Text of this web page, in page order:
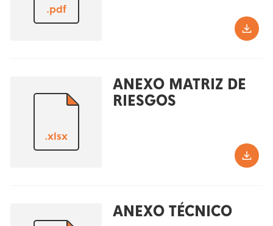
.pdf
.xlsx
ANEXO MATRIZ DE
RIESGOS
ANEXO TÉCNICO